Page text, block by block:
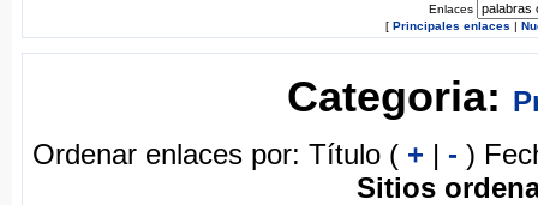
Enlaces
[ Principales enlaces |
Categoria:
Ordenar enlaces por: Título ( + | - )
Sitios